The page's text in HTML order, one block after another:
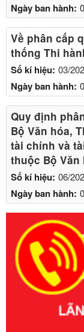
Ngày ban hành:
Số kí hiệu: 03/
Ngày ban hành:
Về phân cấp
thống Thi
Số kí hiệu: 06/
Ngày ban hành:
Quy định
Bộ Văn hóa,
tài chính và
thuộc Bộ Văn